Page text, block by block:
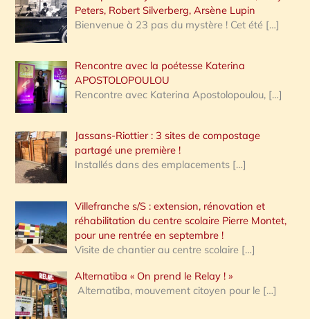
Peters, Robert Silverberg, Arsène Lupin
Bienvenue à 23 pas du mystère ! Cet été […]
Rencontre avec la poétesse Katerina
APOSTOLOPOULOU
Rencontre avec Katerina Apostolopoulou, […]
Jassans-Riottier : 3 sites de compostage
partagé une première !
Installés dans des emplacements […]
Villefranche s/S : extension, rénovation et
réhabilitation du centre scolaire Pierre Montet,
pour une rentrée en septembre !
Visite de chantier au centre scolaire […]
Alternatiba « On prend le Relay ! »
Alternatiba, mouvement citoyen pour le […]